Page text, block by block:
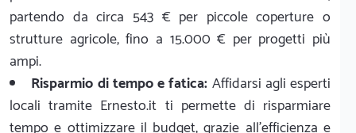
partendo da circa 543 € per piccole coperture o
strutture agricole, fino a 15.000 € per progetti più
ampi.
Risparmio di tempo e fatica: Affidarsi agli esperti
locali tramite Ernesto.it ti permette di risparmiare
tempo e ottimizzare il budget, grazie all'efficienza e